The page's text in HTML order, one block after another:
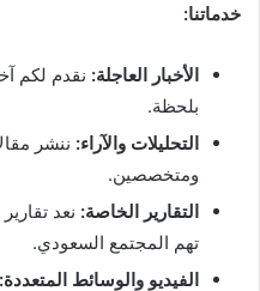
خدماتنا:
الأخبار العاجلة: نقدم لكم
بلحظة.
التحليلات والآراء: ننشر
ومتخصصين.
التقارير الخاصة: نعد
تهم المجتمع السعودي.
الفيديو والوسائط المتعددة: